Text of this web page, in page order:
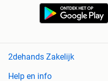
2dehands Zakelijk
Help en info